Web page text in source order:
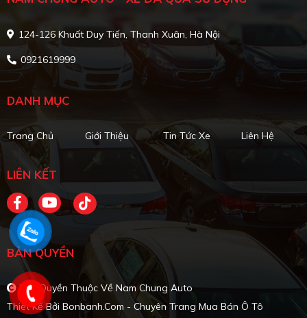
124-126 Khuất Duy Tiến, Thanh Xuân, Hà Nội
0921619999
DANH MỤC
Trang Chủ Giới Thiệu Tin Tức Xe Liên Hệ
LIÊN KẾT
BẢN QUYỀN
Bản Quyền Thuộc Về Nam Chung Auto
Thiết Kế Bởi Bonbanh.com - Chuyên Trang Mua Bán Ô Tô